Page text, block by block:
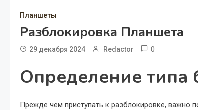
Планшеты
Разблокировка Планшета
29 декабря 2024 Redactor 0
Определение типа
Прежде чем приступать к разблокировке, важно